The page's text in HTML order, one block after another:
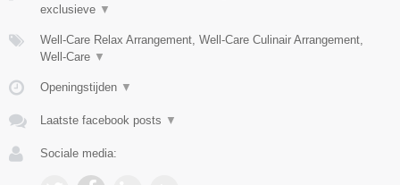
exclusieve ▼
Well-Care Relax Arrangement, Well-Care Culinair Arrangement,
Well-Care ▼
Openingstijden ▼
Laatste facebook posts ▼
Sociale media: